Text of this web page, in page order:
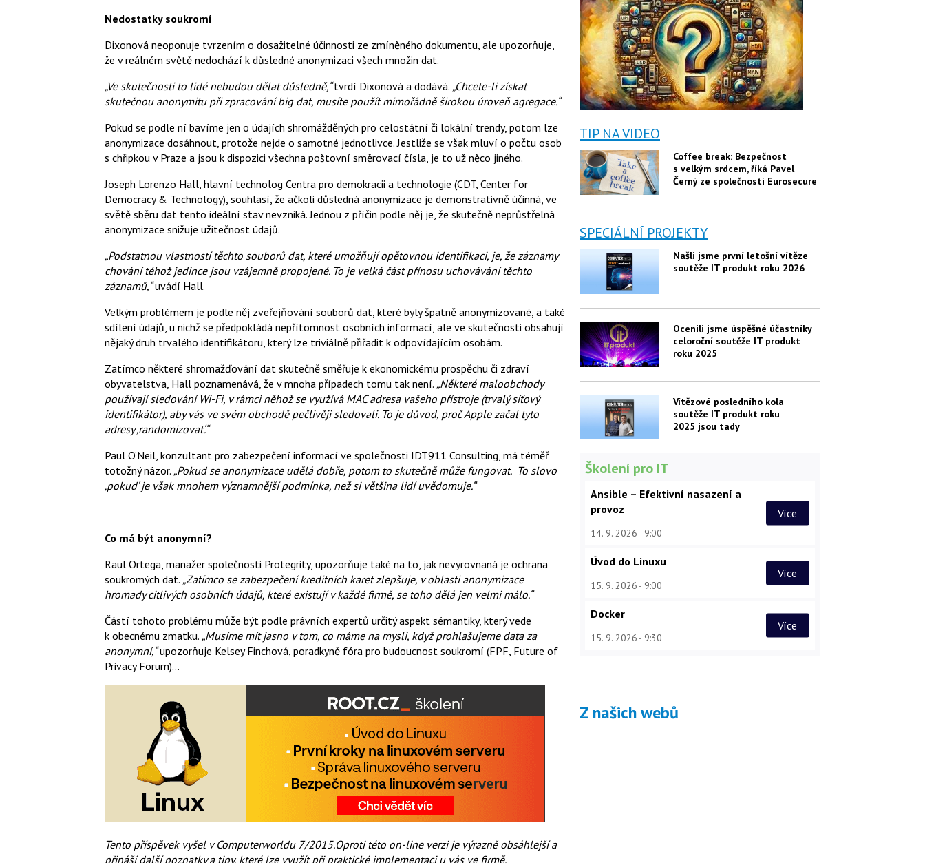
Nedostatky soukromí
Dixonová neoponuje tvrzením o dosažitelné účinnosti ze zmíněného dokumentu, ale upozorňuje,
že v reálném světě nedochází k důsledné anonymizaci všech množin dat.
„Ve skutečnosti to lidé nebudou dělat důsledně,“tvrdí Dixonová a dodává. „Chcete-li získat
skutečnou anonymitu při zpracování big dat, musíte použít mimořádně širokou úroveň agregace.“
Pokud se podle ní bavíme jen o údajích shromážděných pro celostátní či lokální trendy, potom lze
anonymizace dosáhnout, protože nejde o samotné jednotlivce. Jestliže se však mluví o počtu osob
s chřipkou v Praze a jsou k dispozici všechna poštovní směrovací čísla, je to už něco jiného.
Joseph Lorenzo Hall, hlavní technolog Centra pro demokracii a technologie (CDT, Center for
Democracy & Technology), souhlasí, že ačkoli důsledná anonymizace je demonstrativně účinná, ve
světě sběru dat tento ideální stav nevzniká. Jednou z příčin podle něj je, že skutečně neprůstřelná
anonymizace snižuje užitečnost údajů.
„Podstatnou vlastností těchto souborů dat, které umožňují opětovnou identifikaci, je, že záznamy
chování téhož jedince jsou vzájemně propojené. To je velká část přínosu uchovávání těchto
záznamů,“uvádí Hall.
Velkým problémem je podle něj zveřejňování souborů dat, které byly špatně anonymizované, a také
sdílení údajů, u nichž se předpokládá nepřítomnost osobních informací, ale ve skutečnosti obsahují
nějaký druh trvalého identifikátoru, který lze triviálně přiřadit k odpovídajícím osobám.
Zatímco některé shromažďování dat skutečně směřuje k ekonomickému prospěchu či zdraví
obyvatelstva, Hall poznamenává, že v mnoha případech tomu tak není. „Některé maloobchody
používají sledování Wi-Fi, v rámci něhož se využívá MAC adresa vašeho přístroje (trvalý síťový
identifikátor), aby vás ve svém obchodě pečlivěji sledovali. To je důvod, proč Apple začal tyto
adresy ‚randomizovat‘.“
Paul O‘Neil, konzultant pro zabezpečení informací ve společnosti IDT911 Consulting, má téměř
totožný názor. „Pokud se anonymizace udělá dobře, potom to skutečně může fungovat. To slovo
‚pokud‘ je však mnohem významnější podmínka, než si většina lidí uvědomuje.“
Co má být anonymní?
Raul Ortega, manažer společnosti Protegrity, upozorňuje také na to, jak nevyrovnaná je ochrana
soukromých dat. „Zatímco se zabezpečení kreditních karet zlepšuje, v oblasti anonymizace
hromady citlivých osobních údajů, které existují v každé firmě, se toho dělá jen velmi málo.“
Částí tohoto problému může být podle právních expertů určitý aspekt sémantiky, který vede
k obecnému zmatku. „Musíme mít jasno v tom, co máme na mysli, když prohlašujeme data za
anonymní,“upozorňuje Kelsey Finchová, poradkyně fóra pro budoucnost soukromí (FPF, Future of
Privacy Forum)…
Tento příspěvek vyšel v Computerworldu 7/2015.Oproti této on-line verzi je výrazně obsáhlejší a
přináší další poznatky a tipy, které lze využít při praktické implementaciu vás ve firmě.
TIP NA VIDEO
Coffee break: Bezpečnost
s velkým srdcem, říká Pavel
Černý ze společnosti Eurosecure
SPECIÁLNÍ PROJEKTY
Našli jsme první letošní vítěze
soutěže IT produkt roku 2026
Ocenili jsme úspěšné účastníky
celoroční soutěže IT produkt
roku 2025
Vítězové posledního kola
soutěže IT produkt roku
2025 jsou tady
Školení pro IT
Ansible – Efektivní nasazení a
provoz
14. 9. 2026 9:00
Více
Úvod do Linuxu
15. 9. 2026 9:00
Více
Docker
15. 9. 2026 9:30
Více
Z našich webů